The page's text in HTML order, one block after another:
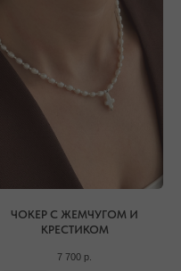
ЧОКЕР С ЖЕМЧУГОМ И
КРЕСТИКОМ
7 700 р.